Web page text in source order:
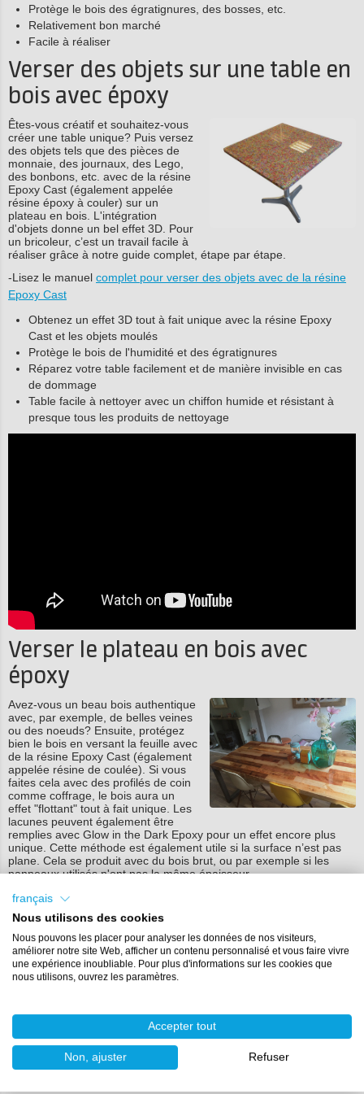
Protège le bois des égratignures, des bosses, etc.
Relativement bon marché
Facile à réaliser
Verser des objets sur une table en
bois avec époxy
Êtes-vous créatif et souhaitez-vous
créer une table unique? Puis versez
des objets tels que des pièces de
monnaie, des journaux, des Lego,
des bonbons, etc. avec de la résine
Epoxy Cast (également appelée
résine époxy à couler) sur un
plateau en bois. L'intégration
d'objets donne un bel effet 3D. Pour
un bricoleur, c’est un travail facile à
réaliser grâce à notre guide complet, étape par étape.
-Lisez le manuel complet pour verser des objets avec de la résine
Epoxy Cast
Obtenez un effet 3D tout à fait unique avec la résine Epoxy
Cast et les objets moulés
Protège le bois de l'humidité et des égratignures
Réparez votre table facilement et de manière invisible en cas
de dommage
Table facile à nettoyer avec un chiffon humide et résistant à
presque tous les produits de nettoyage
Verser le plateau en bois avec
époxy
Avez-vous un beau bois authentique
avec, par exemple, de belles veines
ou des noeuds? Ensuite, protégez
bien le bois en versant la feuille avec
de la résine Epoxy Cast (également
appelée résine de coulée). Si vous
faites cela avec des profilés de coin
comme coffrage, le bois aura un
effet "flottant" tout à fait unique. Les
lacunes peuvent également être
remplies avec Glow in the Dark Epoxy pour un effet encore plus
unique. Cette méthode est également utile si la surface n’est pas
plane. Cela se produit avec du bois brut, ou par exemple si les
panneaux utilisés n'ont pas la même épaisseur.
- Lisez le manuel
Donne au bois un effet "flottant" en le coulant avec des profilés
de coin
Protège le bois de l'humidité et des égratignures
Réparez votre table facilement et de manière invisible en cas
presque tous les produits de nettoyage
Table d'appoint avec effet marbre
à base d'époxy et de pigments
français
Nous utilisons des cookies
Nous pouvons les placer pour analyser les données de nos visiteurs,
améliorer notre site Web, afficher un contenu personnalisé et vous faire vivre
une expérience inoubliable. Pour plus d'informations sur les cookies que
nous utilisons, ouvrez les paramètres.
Accepter tout
Non, ajuster Refuser